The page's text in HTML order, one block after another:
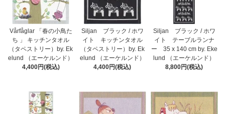
Vårfåglar 「春の小鳥た
ち 」 キッチンタオル
（タペストリー）by. Ek
elund （エーケルンド）
4,400円(税込)
Siljan ブラック / ホワ
イト キッチンタオル
（タペストリー）by. Ek
elund （エーケルンド）
4,400円(税込)
Siljan ブラック / ホワ
イト テーブルランナ
ー 35 x 140 cm by. Eke
lund （エーケルンド）
8,800円(税込)